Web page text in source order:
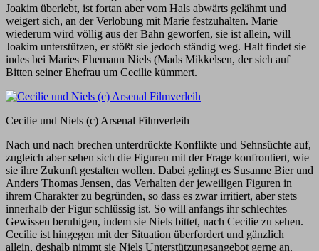
Joakim überlebt, ist fortan aber vom Hals abwärts gelähmt und
weigert sich, an der Verlobung mit Marie festzuhalten. Marie
wiederum wird völlig aus der Bahn geworfen, sie ist allein, will
Joakim unterstützen, er stößt sie jedoch ständig weg. Halt findet sie
indes bei Maries Ehemann Niels (Mads Mikkelsen, der sich auf
Bitten seiner Ehefrau um Cecilie kümmert.
Cecilie und Niels (c) Arsenal Filmverleih
Nach und nach brechen unterdrückte Konflikte und Sehnsüchte auf,
zugleich aber sehen sich die Figuren mit der Frage konfrontiert, wie
sie ihre Zukunft gestalten wollen. Dabei gelingt es Susanne Bier und
Anders Thomas Jensen, das Verhalten der jeweiligen Figuren in
ihrem Charakter zu begründen, so dass es zwar irritiert, aber stets
innerhalb der Figur schlüssig ist. So will anfangs ihr schlechtes
Gewissen beruhigen, indem sie Niels bittet, nach Cecilie zu sehen.
Cecilie ist hingegen mit der Situation überfordert und gänzlich
allein, deshalb nimmt sie Niels Unterstützungsangebot gerne an.